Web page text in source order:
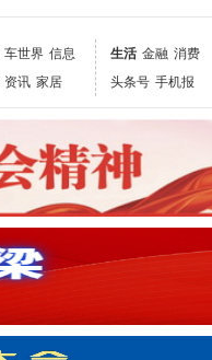
车世界 信息
资讯 家居
生活 金融 消费
头条号 手机报